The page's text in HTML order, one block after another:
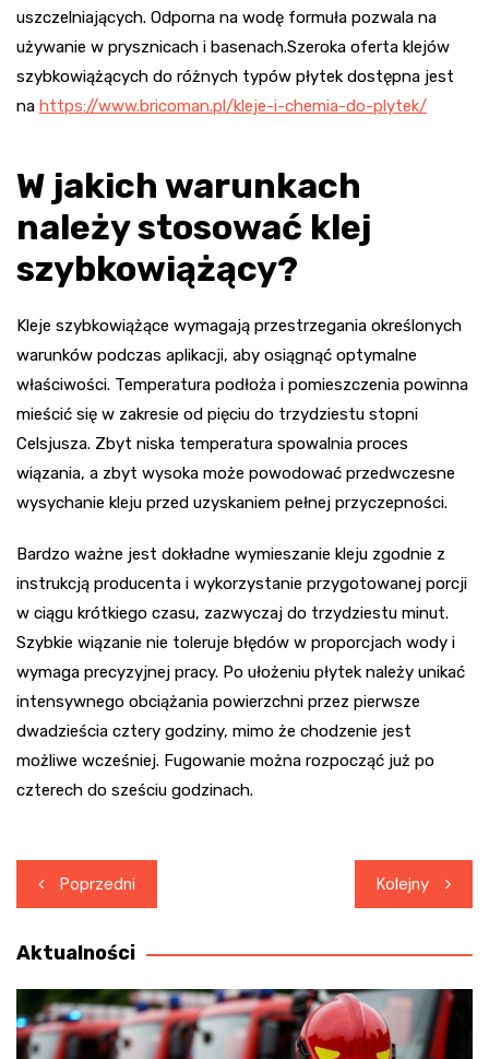
uszczelniających. Odporna na wodę formuła pozwala na
używanie w prysznicach i basenach.Szeroka oferta klejów
szybkowiążących do różnych typów płytek dostępna jest
na https://www.bricoman.pl/kleje-i-chemia-do-plytek/
W jakich warunkach
należy stosować klej
szybkowiążący?
Kleje szybkowiążące wymagają przestrzegania określonych
warunków podczas aplikacji, aby osiągnąć optymalne
właściwości. Temperatura podłoża i pomieszczenia powinna
mieścić się w zakresie od pięciu do trzydziestu stopni
Celsjusza. Zbyt niska temperatura spowalnia proces
wiązania, a zbyt wysoka może powodować przedwczesne
wysychanie kleju przed uzyskaniem pełnej przyczepności.
Bardzo ważne jest dokładne wymieszanie kleju zgodnie z
instrukcją producenta i wykorzystanie przygotowanej porcji
w ciągu krótkiego czasu, zazwyczaj do trzydziestu minut.
Szybkie wiązanie nie toleruje błędów w proporcjach wody i
wymaga precyzyjnej pracy. Po ułożeniu płytek należy unikać
intensywnego obciążania powierzchni przez pierwsze
dwadzieścia cztery godziny, mimo że chodzenie jest
możliwe wcześniej. Fugowanie można rozpocząć już po
czterech do sześciu godzinach.
Nawigacja
wpisu
Poprzedni Kolejny
Aktualności